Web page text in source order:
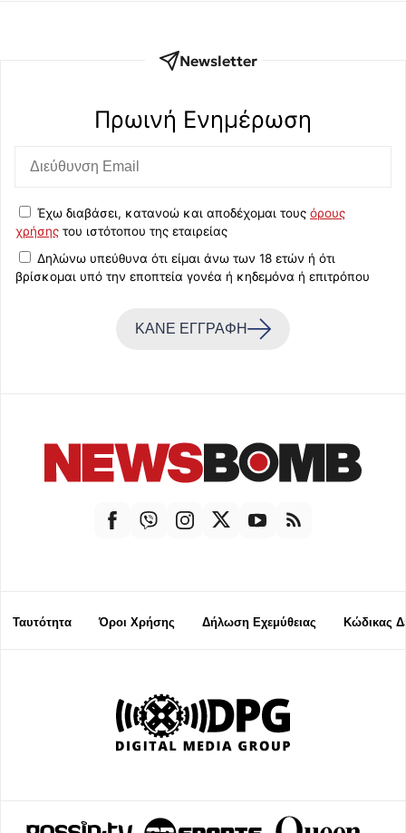
Newsletter
Πρωινή Eνημέρωση
Έχω διαβάσει, κατανοώ και αποδέχομαι τους όρους
χρήσης του ιστότοπου της εταιρείας
Δηλώνω υπεύθυνα ότι είμαι άνω των 18 ετών ή ότι
βρίσκομαι υπό την εποπτεία γονέα ή κηδεμόνα ή επιτρόπου
ΚΑΝΕ ΕΓΓΡΑΦΗ
Ταυτότητα Όροι Χρήσης Δήλωση Εχεμύθειας Κώδικας